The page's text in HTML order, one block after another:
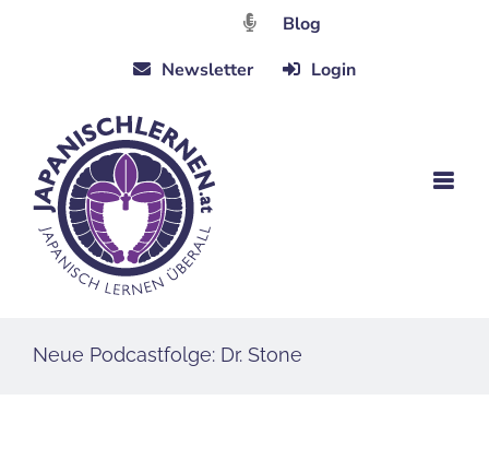
Blog
Newsletter
Login
Neue Podcastfolge: Dr. Stone